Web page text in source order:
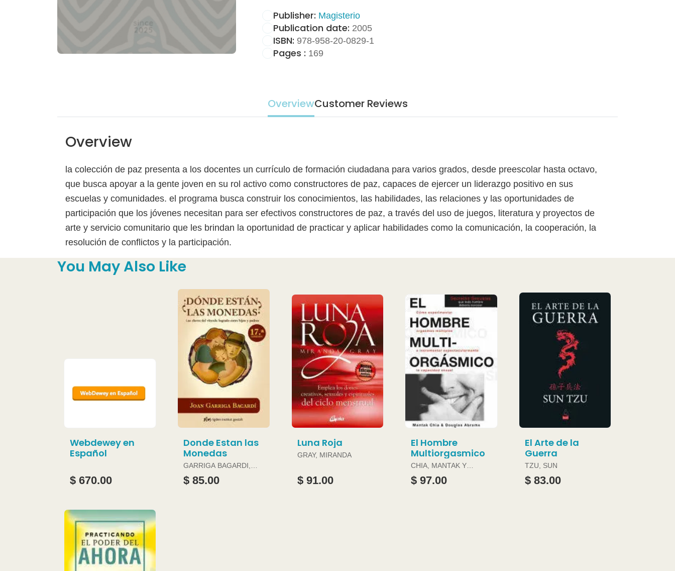
Publisher: Magisterio
Publication date: 2005
ISBN: 978-958-20-0829-1
Pages : 169
OverviewCustomer Reviews
Overview
la colección de paz presenta a los docentes un currículo de formación ciudadana para varios grados, desde preescolar hasta octavo,
que busca apoyar a la gente joven en su rol activo como constructores de paz, capaces de ejercer un liderazgo positivo en sus
escuelas y comunidades. el programa busca construir los conocimientos, las habilidades, las relaciones y las oportunidades de
participación que los jóvenes necesitan para ser efectivos constructores de paz, a través del uso de juegos, literatura y proyectos de
arte y servicio comunitario que les brindan la oportunidad de practicar y aplicar habilidades como la comunicación, la cooperación, la
resolución de conflictos y la participación.
You May Also Like
Webdewey en
Español
$ 670.00
Donde Estan las
Monedas
GARRIGA BAGARDI,
JOAN
$ 85.00
Luna Roja
GRAY, MIRANDA
$ 91.00
El Hombre
Multiorgasmico
CHIA, MANTAK Y
DOUGLAS ABRAMS
$ 97.00
El Arte de la
Guerra
TZU, SUN
$ 83.00